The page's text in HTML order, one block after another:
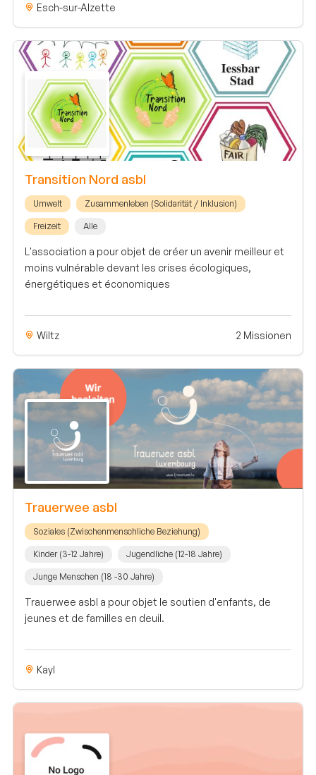
Esch-sur-Alzette
Transition Nord asbl
Umwelt Zusammenleben (Solidarität / Inklusion)
Freizeit Alle
L'association a pour objet de créer un avenir meilleur et
moins vulnérable devant les crises écologiques,
énergétiques et économiques
Wiltz 2 Missionen
Trauerwee asbl
Soziales (Zwischenmenschliche Beziehung)
Kinder (3-12 Jahre) Jugendliche (12-18 Jahre)
Junge Menschen (18 -30 Jahre)
Trauerwee asbl a pour objet le soutien d'enfants, de
jeunes et de familles en deuil.
Kayl